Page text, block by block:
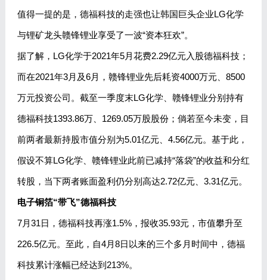
值得一提的是，德福科技的走强也让韩国巨头企业LG化学
与锂矿龙头赣锋锂业享受了一波“资本狂欢”。
据了解，LG化学于2021年5月花费2.29亿元入股德福科技；
而在2021年3月及6月，赣锋锂业先后耗资4000万元、8500
万元投资公司。截至一季度末LG化学、赣锋锂业分别持有
德福科技1393.86万、1269.05万股股份；倘若至今未变，目
前两者最新持股市值分别为5.01亿元、4.56亿元。基于此，
假设不算LG化学、赣锋锂业此前已减持“落袋”的收益和分红
转股，当下两者账面盈利仍分别高达2.72亿元、3.31亿元。
电子铜箔“带飞”德福科技
7月31日，德福科技再涨1.5%，报收35.93元，市值攀升至
226.5亿元。至此，自4月8日以来的三个多月时间中，德福
科技累计涨幅已经达到213%。